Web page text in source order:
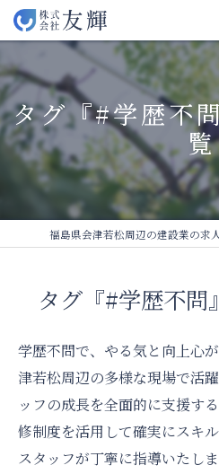
タグ『#学歴不
覧
福島県会津若松周辺の建設業の求
タグ『#学歴不問
学歴不問で、やる気と向上心
津若松周辺の多様な現場で活
ッフの成長を全面的に支援す
修制度を活用して確実にスキ
スタッフが丁寧に指導いたし